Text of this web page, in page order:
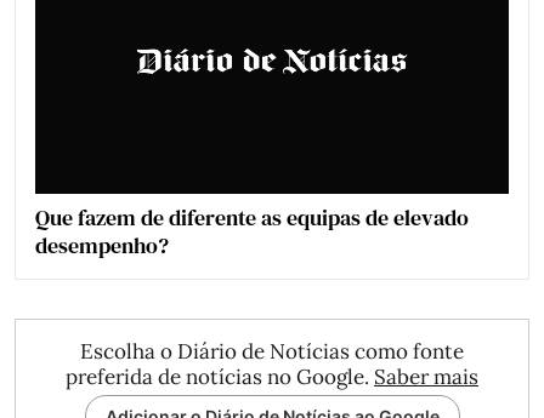
Que fazem de diferente as equipas de elevado
desempenho?
Escolha o Diário de Notícias como fonte
preferida de notícias no Google. Saber mais